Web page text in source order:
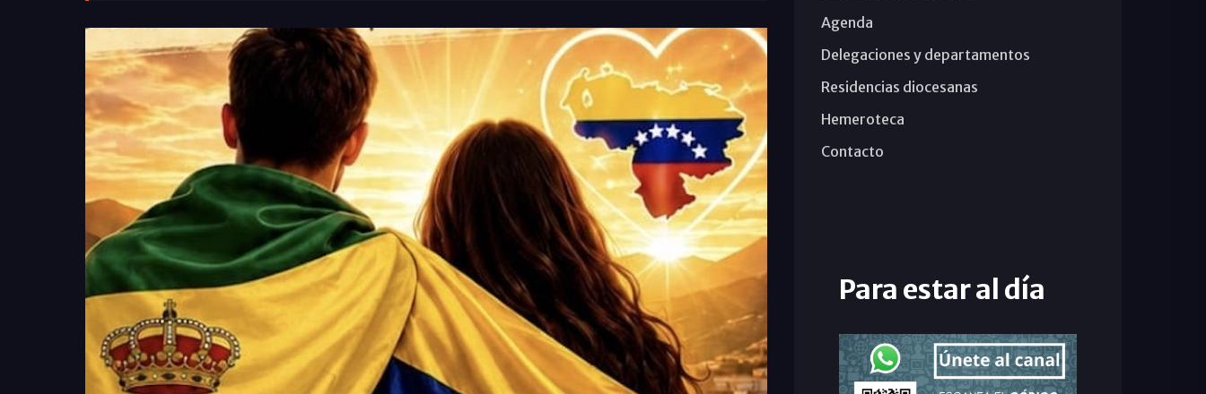
Agenda
Delegaciones y departamentos
Residencias diocesanas
Hemeroteca
Contacto
Para estar al día